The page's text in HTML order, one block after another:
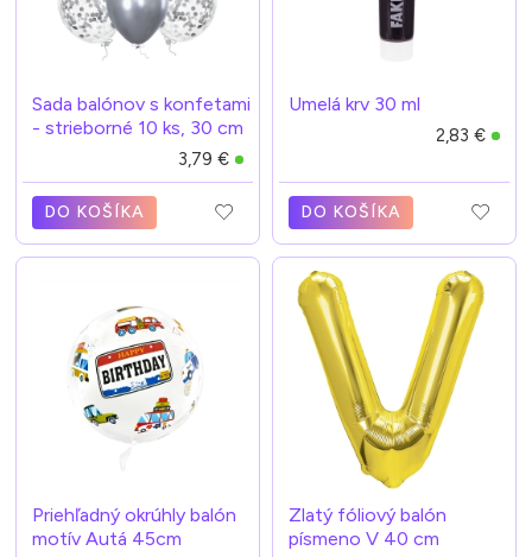
Sada balónov s konfetami
- strieborné 10 ks, 30 cm
3,79 €
DO KOŠÍKA
Umelá krv 30 ml
2,83 €
DO KOŠÍKA
Priehľadný okrúhly balón
motív Autá 45cm
Zlatý fóliový balón
písmeno V 40 cm